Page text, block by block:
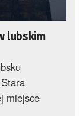
lubskim
miejsce